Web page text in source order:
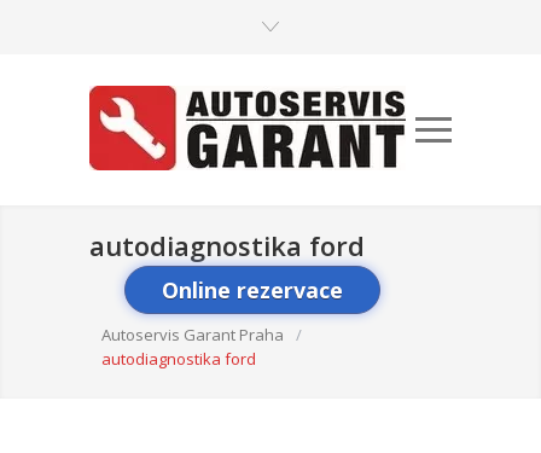
autodiagnostika ford
Online rezervace
Autoservis Garant Praha
/
autodiagnostika ford